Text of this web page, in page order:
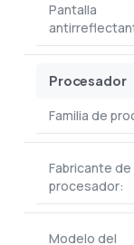
Pantalla
Procesador
Familia de
Fabricante de
procesador:
Modelo del